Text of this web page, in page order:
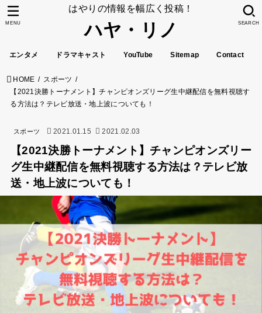
はやりの情報を幅広く投稿！
ハヤ・リノ
エンタメ ドラマキャスト YouTube Sitemap Contact
SEARCH
MENU
HOME
スポーツ
【2021決勝トーナメント】チャンピオンズリーグ生中継配信を無料視聴す
る方法は？テレビ放送・地上波についても！
スポーツ 2021.01.15 2021.02.03
【2021決勝トーナメント】チャンピオンズリー
グ生中継配信を無料視聴する方法は？テレビ放
送・地上波についても！